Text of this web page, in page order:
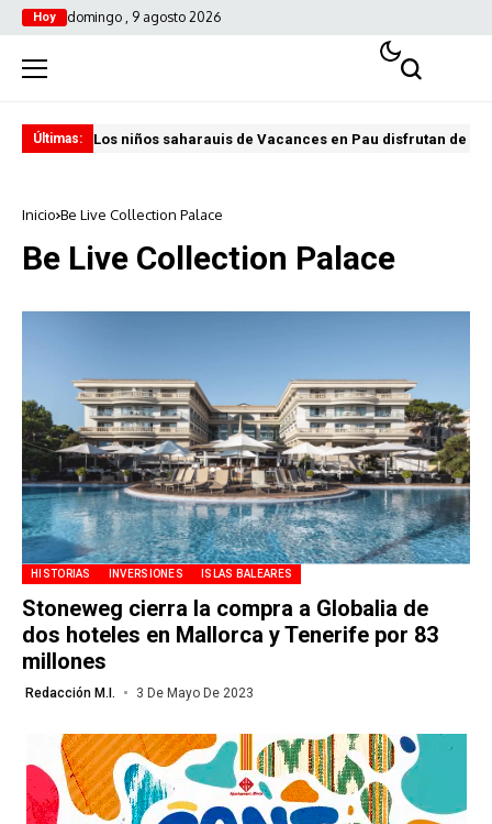
Hoy domingo , 9 agosto 2026
Últimas: Los niños saharauis de Vacances en Pau disfrutan de
Inicio Be Live Collection Palace
Be Live Collection Palace
HISTORIAS INVERSIONES ISLAS BALEARES
Stoneweg cierra la compra a Globalia de
dos hoteles en Mallorca y Tenerife por 83
millones
Redacción M.I. 3 De Mayo De 2023